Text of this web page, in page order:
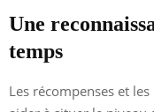
Une
temps
Les récompenses et